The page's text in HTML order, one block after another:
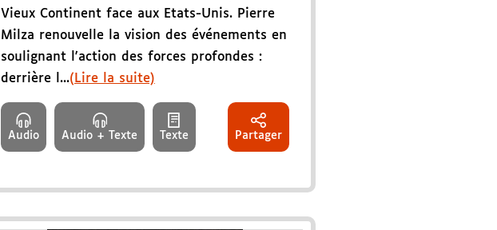
Vieux Continent face aux Etats-Unis. Pierre
Milza renouvelle la vision des événements en
soulignant l'action des forces profondes :
derrière l...(Lire la suite)
Audio Audio + Texte Texte Partager